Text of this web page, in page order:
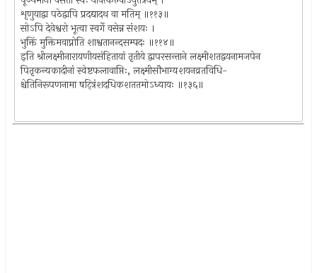
शृणुयाद्वा पठेद्वापि प्रदद्यादथ वा मतिम् ॥११३॥
सोऽपि देवेश्वरो भूत्वा स्वर्गे वसेन्न संशयः ।
भुक्तिं मुक्तिमवाप्नोति शाश्वतानन्दसम्पदः ॥११४॥
इति श्रीलक्ष्मीनारायणीयसंहितायां तृतीये द्वापरसन्ताने लक्ष्मीशतद्वयनामजपेन
पितृकन्यकादीनां स्वेष्टफलावाप्तिः, लक्ष्मीसौभाग्यशयनव्रतविधि-
श्चेतिनिरूपणनामा षट्त्रिंशदधिकशततमोऽध्यायः ॥१३६॥